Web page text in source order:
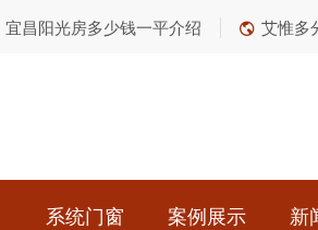
宜昌阳光房多少钱一平介绍 艾惟多
系统门窗 案例展示 新